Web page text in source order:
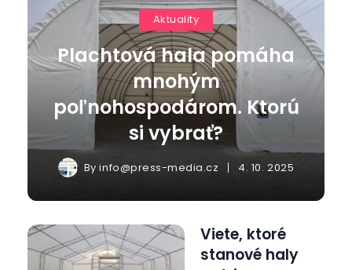
Aktuality
Plachtová hala pomáha
mnohým
poľnohospodárom. Ktorú
si vybrať?
Byinfo@press-media.cz 4. 10. 2025
Viete, ktoré
stanové haly